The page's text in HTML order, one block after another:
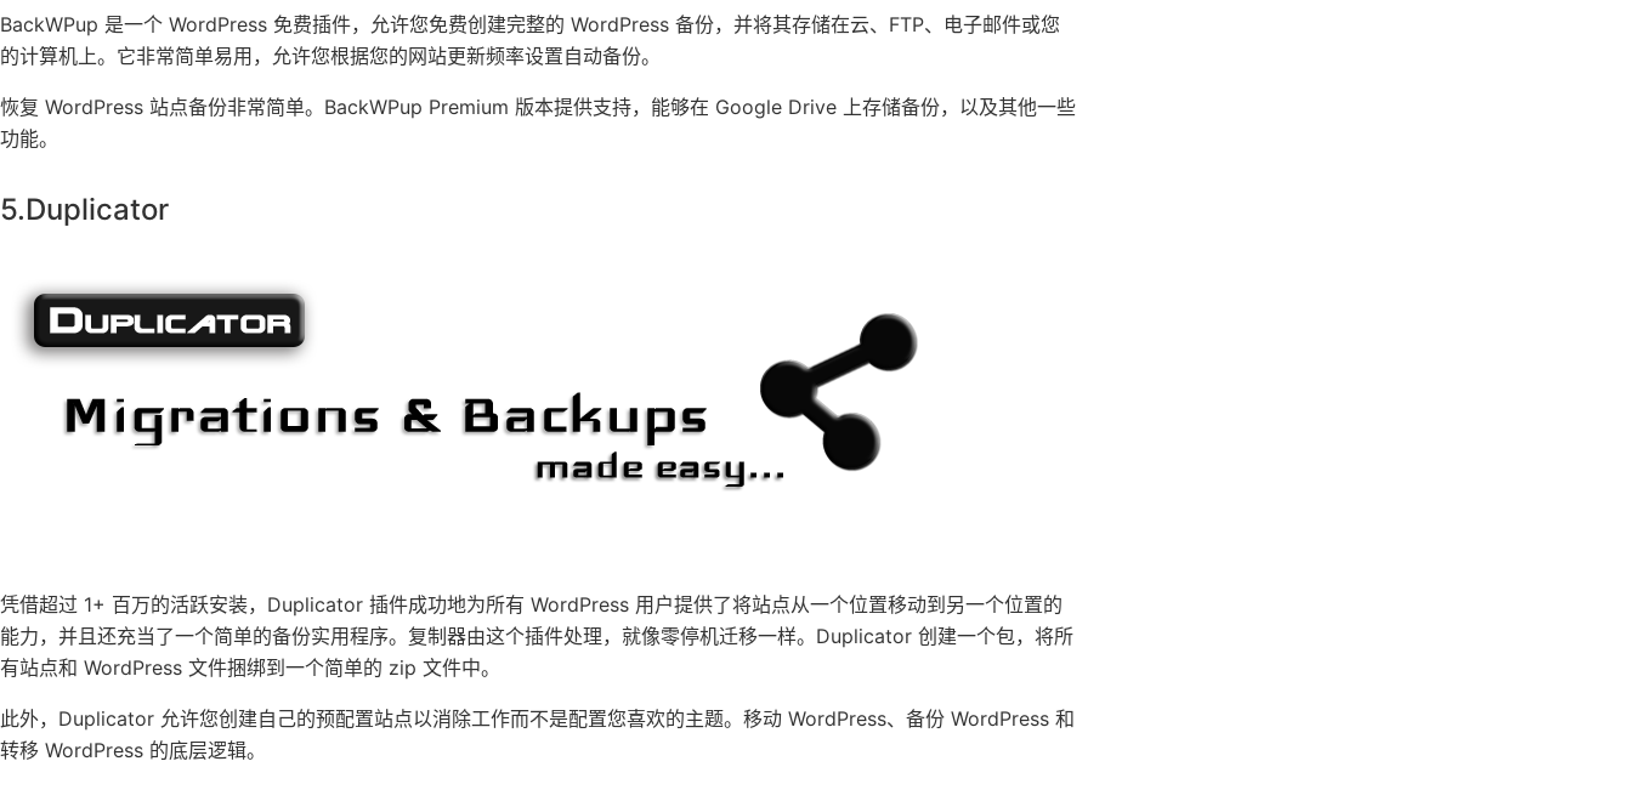
BackWPup 是一个 WordPress 免费插件，允许您免费创建完整的 WordPress 备份，并将其存储在云、FTP、电子邮件或您
的计算机上。它非常简单易用，允许您根据您的网站更新频率设置自动备份。
恢复 WordPress 站点备份非常简单。BackWPup Premium 版本提供支持，能够在 Google Drive 上存储备份，以及其他一些
功能。
5.Duplicator
凭借超过 1+ 百万的活跃安装，Duplicator 插件成功地为所有 WordPress 用户提供了将站点从一个位置移动到另一个位置的
能力，并且还充当了一个简单的备份实用程序。复制器由这个插件处理，就像零停机迁移一样。Duplicator 创建一个包，将所
有站点和 WordPress 文件捆绑到一个简单的 zip 文件中。
此外，Duplicator 允许您创建自己的预配置站点以消除工作而不是配置您喜欢的主题。移动 WordPress、备份 WordPress 和
转移 WordPress 的底层逻辑。